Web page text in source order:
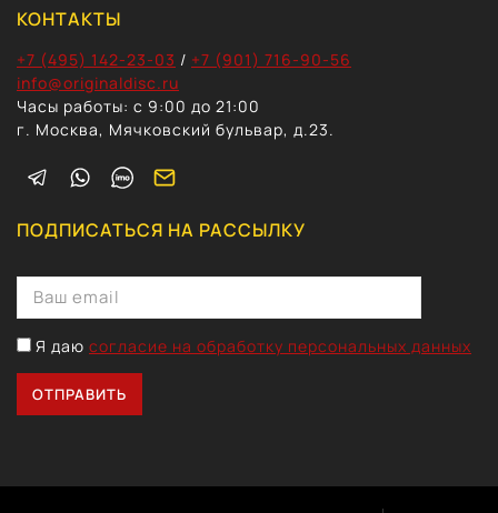
КОНТАКТЫ
+7 (495) 142-23-03 / +7 (901) 716-90-56
info@originaldisc.ru
Часы работы: с 9:00 до 21:00
г. Москва, Мячковский бульвар, д.23.
ПОДПИСАТЬСЯ НА РАССЫЛКУ
Я даю согласие на обработку персональных данных